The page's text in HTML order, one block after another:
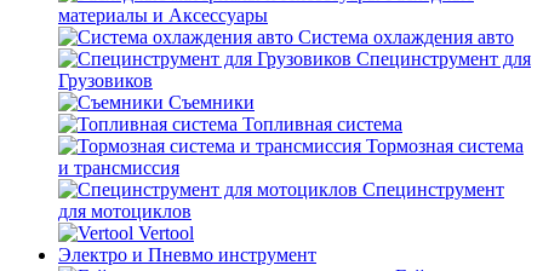
материалы и Аксессуары
Система охлаждения авто
Специнструмент для
Грузовиков
Съемники
Топливная система
Тормозная система
и трансмиссия
Специнструмент
для мотоциклов
Vertool
Электро и Пневмо инструмент